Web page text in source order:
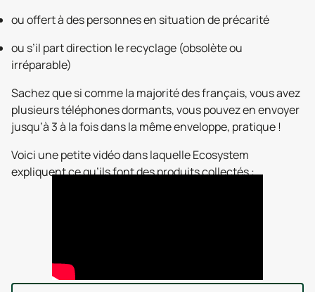
ou offert à des personnes en situation de précarité
ou s’il part direction le recyclage (obsolète ou
irréparable)
Sachez que si comme la majorité des français, vous avez
plusieurs téléphones dormants, vous pouvez en envoyer
jusqu’à 3 à la fois dans la même enveloppe, pratique !
Voici une petite vidéo dans laquelle Ecosystem
expliquent ce qu’ils font des produits collectés :